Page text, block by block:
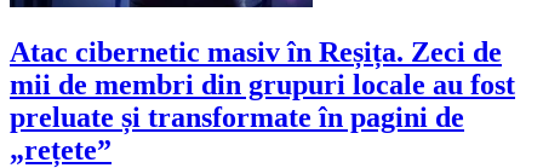
Atac cibernetic masiv în Reșița. Zeci de
mii de membri din grupuri locale au fost
preluate și transformate în pagini de
„rețete”